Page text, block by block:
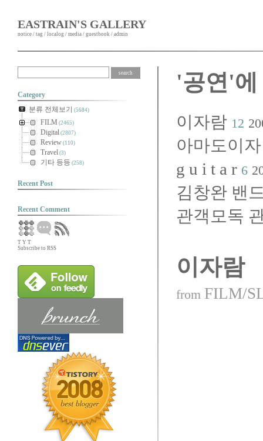
EASTRAIN'S GALLERY
notice / tag / localog / media / guestbook / admin
Category
분류 전체보기 (5684)
FILM (2465)
Digital (2807)
Review (110)
Travel (3)
기타 등등 (258)
Recent Post
Recent Comment
T Y T
Subscribe to RSS
'공연'에
이자람 12
아마도이
g u i t a r 6
김창완 밴
관객모독
이자람
from FILM/